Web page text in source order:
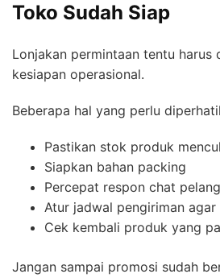
Toko Sudah Siap
Lonjakan permintaan tentu harus
kesiapan operasional.
Beberapa hal yang perlu
Pastikan stok produk
Siapkan bahan packing
Percepat respon chat
Atur jadwal pengiriman
Cek kembali produk yang
Jangan sampai promosi sudah